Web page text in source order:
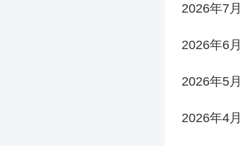
2026年7月
2026年6月
2026年5月
2026年4月